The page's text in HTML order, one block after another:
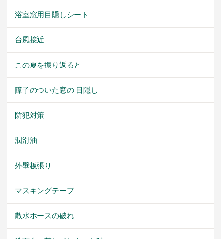
浴室窓用目隠しシート
台風接近
この夏を振り返ると
障子のついた窓の 目隠し
防犯対策
潤滑油
外壁板張り
マスキングテープ
散水ホースの破れ